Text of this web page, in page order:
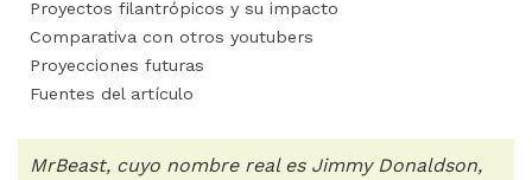
Proyectos filantrópicos y su impacto
Comparativa con otros youtubers
Proyecciones futuras
Fuentes del artículo
MrBeast, cuyo nombre real es Jimmy Donaldson,